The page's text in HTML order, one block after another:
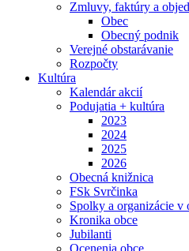
Zmluvy, faktúry a
Obec
Obecný podnik
Verejné obstarávanie
Rozpočty
Kultúra
Kalendár akcií
Podujatia + kultúra
2023
2024
2025
2026
Obecná knižnica
FSk Svrčinka
Spolky a organizácie v
Kronika obce
Jubilanti
Ocenenia obce